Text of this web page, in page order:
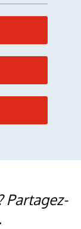
Partagez-